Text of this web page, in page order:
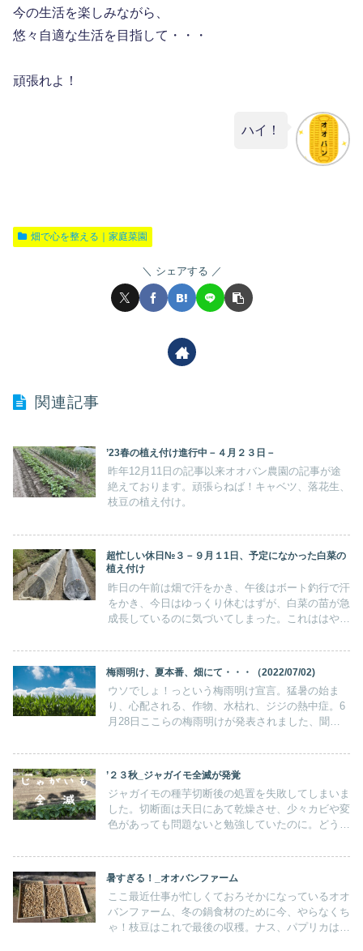
今の生活を楽しみながら、
悠々自適な生活を目指して・・・
頑張れよ！
ハイ！
畑で心を整える｜家庭菜園
シェアする
関連記事
’23春の植え付け進行中－４月２３日－
昨年12月11日の記事以来オオバン農園の記事が途
絶えております。頑張らねば！キャベツ、落花生、
枝豆の植え付け。
超忙しい休日№３－９月１1日、予定になかった白菜の
植え付け
昨日の午前は畑で汗をかき、午後はボート釣行で汗
をかき、今日はゆっくり休むはずが、白菜の苗が急
成長しているのに気づいてしまった。これははやい
旬の恵みに感謝！
梅雨明け、夏本番、畑にて・・・（2022/07/02)
ウソでしょ！っという梅雨明け宣言。猛暑の始ま
り、心配される、作物、水枯れ、ジジの熱中症。6
月28日ここらの梅雨明けが発表されました、聞け
い梅雨明けとの事。まったく世界はどうなっていく
のやら・・・。何かお役に立ちたいと思うが、わた
しにできることはプラごみ拾いぐらいしか・・・。
’２３秋_ジャガイモ全滅が発覚
ジャガイモの種芋切断後の処置を失敗してしまいま
した。切断面は天日にあて乾燥させ、少々カビや変
色があっても問題ないと勉強していたのに。どうや
NGだったようです。種芋4kg購入分の3千円は勉強
代となってしまいました。
暑すぎる！_オオバンファーム
ここ最近仕事が忙しくておろそかになっているオオ
バンファーム、冬の鍋食材のために今、やらなくち
ゃ！枝豆はこれで最後の収穫。ナス、パプリカはこ